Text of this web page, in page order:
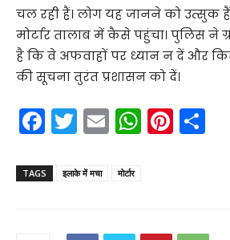
चल रही हैं। लोग यह जानने को उत्सुक
मोर्टार तालाब में कैसे पहुंचा। पुलिस ने
है कि वे अफवाहों पर ध्यान न दें और
की सूचना तुरंत प्रशासन को दें।
F
a
c
T
w
itt
E
m
ai
W
h
Pi
nt
TAGS इलाके में मचा मोर्टार